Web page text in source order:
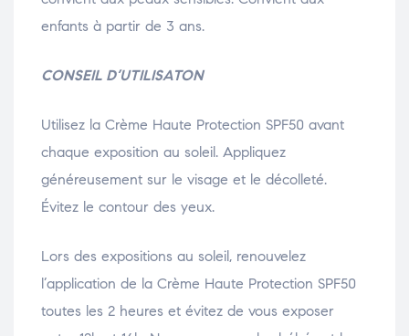
enfants à partir de 3 ans.
CONSEIL D’UTILISATON
Utilisez la Crème Haute Protection SPF50 avant
chaque exposition au soleil. Appliquez
généreusement sur le visage et le décolleté.
Évitez le contour des yeux.
Lors des expositions au soleil, renouvelez
l’application de la Crème Haute Protection SPF50
toutes les 2 heures et évitez de vous exposer